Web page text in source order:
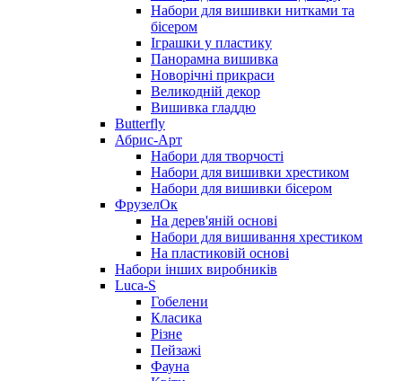
Набори для вишивки нитками та
бісером
Іграшки у пластику
Панорамна вишивка
Новорічні прикраси
Великодній декор
Вишивка гладдю
Butterfly
Абрис-Арт
Набори для творчості
Набори для вишивки хрестиком
Набори для вишивки бісером
ФрузелОк
На дерев'яній основі
Набори для вишивання хрестиком
На пластиковій основі
Набори інших виробників
Luca-S
Гобелени
Класика
Різне
Пейзажі
Фауна